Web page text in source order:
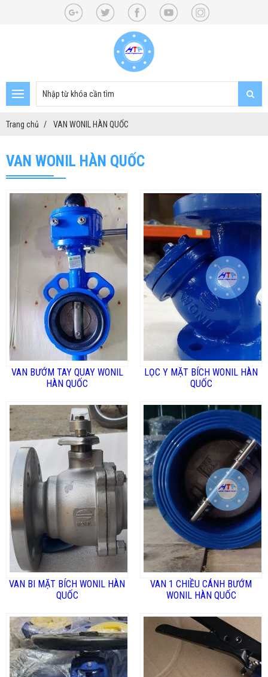
Trang chủ VAN WONIL HÀN QUỐC
VAN WONIL HÀN QUỐC
VAN BƯỚM TAY QUAY WONIL
HÀN QUỐC
LỌC Y MẶT BÍCH WONIL HÀN
QUỐC
VAN BI MẶT BÍCH WONIL HÀN
QUỐC
VAN 1 CHIỀU CÁNH BƯỚM
WONIL HÀN QUỐC
ĐĂNG KÝ TƯ VẤN MIỄN PHÍ
HOÀN THÀNH
Đăng ký tư vấn trực tiếp 24/7: 0969392616